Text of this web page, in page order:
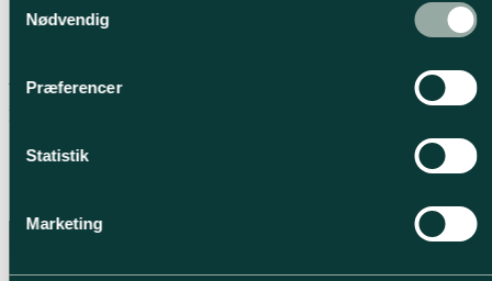
Nødvendig
Præferencer
Statistik
Marketing
Alle korpusdele, herunder skabe, er produceret af spånplader,
der består af mere end 98 % genanvendeligt materiale.
Fotokredits: Rikke Westesen
Erhvervscases
Se andre erhvervscases